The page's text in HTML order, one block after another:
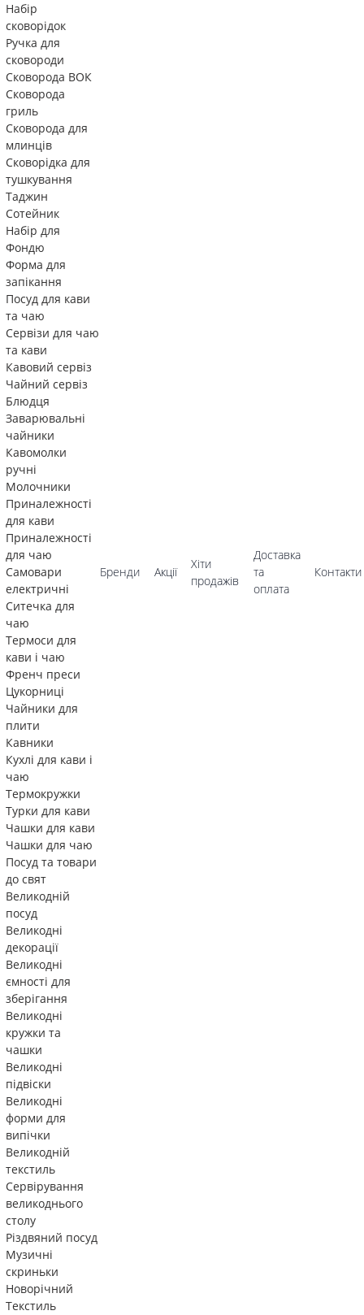
Набір
сковорідок
Ручка для
сковороди
Сковорода ВОК
Сковорода
гриль
Сковорода для
млинців
Сковорідка для
тушкування
Таджин
Сотейник
Набір для
Фондю
Форма для
запікання
Посуд для кави
та чаю
Сервізи для чаю
та кави
Кавовий сервіз
Чайний сервіз
Блюдця
Заварювальні
чайники
Кавомолки
ручні
Молочники
Приналежності
для кави
Приналежності
для чаю
Самовари
електричні
Ситечка для
чаю
Термоси для
кави і чаю
Френч преси
Цукорниці
Чайники для
плити
Кавники
Кухлі для кави і
чаю
Термокружки
Турки для кави
Чашки для кави
Чашки для чаю
Посуд та товари
до свят
Великодній
посуд
Великодні
декорації
Великодні
ємності для
зберігання
Великодні
кружки та
чашки
Великодні
підвіски
Великодні
форми для
випічки
Великодній
текстиль
Сервірування
великоднього
столу
Різдвяний посуд
Музичні
скриньки
Новорічний
Текстиль
Бренди Акції
Хіти
продажів
Доставка
та
оплата
Контакти